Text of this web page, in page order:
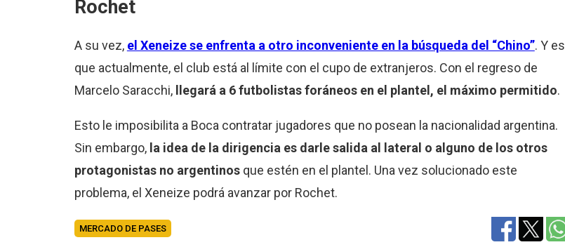
Rochet
A su vez, el Xeneize se enfrenta a otro inconveniente en la búsqueda del “Chino”. Y es
que actualmente, el club está al límite con el cupo de extranjeros. Con el regreso de
Marcelo Saracchi, llegará a 6 futbolistas foráneos en el plantel, el máximo permitido.
Esto le imposibilita a Boca contratar jugadores que no posean la nacionalidad argentina.
Sin embargo, la idea de la dirigencia es darle salida al lateral o alguno de los otros
protagonistas no argentinosque estén en el plantel. Una vez solucionado este
problema, el Xeneize podrá avanzar por Rochet.
MERCADO DE PASES